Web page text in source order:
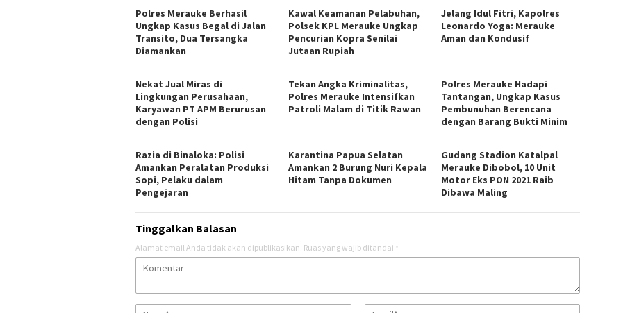
Polres Merauke Berhasil
Ungkap Kasus Begal di Jalan
Transito, Dua Tersangka
Diamankan
Kawal Keamanan Pelabuhan,
Polsek KPL Merauke Ungkap
Pencurian Kopra Senilai
Jutaan Rupiah
Jelang Idul Fitri, Kapolres
Leonardo Yoga: Merauke
Aman dan Kondusif
Nekat Jual Miras di
Lingkungan Perusahaan,
Karyawan PT APM Berurusan
dengan Polisi
Tekan Angka Kriminalitas,
Polres Merauke Intensifkan
Patroli Malam di Titik Rawan
Polres Merauke Hadapi
Tantangan, Ungkap Kasus
Pembunuhan Berencana
dengan Barang Bukti Minim
Razia di Binaloka: Polisi
Amankan Peralatan Produksi
Sopi, Pelaku dalam
Pengejaran
Karantina Papua Selatan
Amankan 2 Burung Nuri Kepala
Hitam Tanpa Dokumen
Gudang Stadion Katalpal
Merauke Dibobol, 10 Unit
Motor Eks PON 2021 Raib
Dibawa Maling
Tinggalkan Balasan
Alamat email Anda tidak akan dipublikasikan. Ruas yang wajib ditandai *